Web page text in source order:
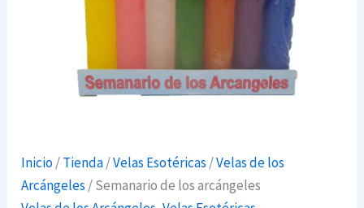
Inicio/Tienda/Velas Esotéricas /Velas de los
Arcángeles / Semanario de los arcángeles